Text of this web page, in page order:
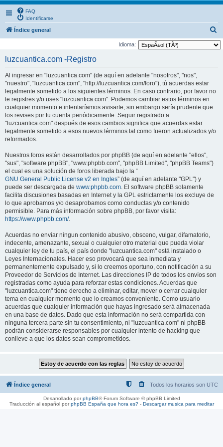
FAQ
Identificarse
Índice general
u
Idioma:
luzcuantica.com -Registro
Al ingresar en "luzcuantica.com" (de aquí en adelante "nosotros", "nos",
"nuestro", "luzcuantica.com", "http://luzcuantica.com/foro"), tú acuerdas estar
legalmente sometido a los siguientes términos. En caso contrario, por favor no
te registres y/o uses "luzcuantica.com". Podemos cambiar estos términos en
cualquier momento e intentaríamos avisarte, sin embargo sería prudente que
los revises por tu cuenta periódicamente. Seguir registrado a
"luzcuantica.com" después de esos cambios significa que acuerdas estar
legalmente sometido a esos nuevos términos tal como fueron actualizados y/o
reformados.
Nuestros foros están desarrollados por phpBB (de aquí en adelante "ellos",
"sus", "software phpBB", "www.phpbb.com", "phpBB Limited", "phpBB Teams")
el cual es una solución de foros liberada bajo la “
GNU General Public License v2 en Ingles” (de aquí en adelante "GPL") y
puede ser descargada de www.phpbb.com. El software phpBB solamente
facilita discusiones basadas en Internet y la GPL estrictamente los excluye de
lo que aprobamos y/o desaprobamos como conductas y/o contenido
permisible. Para más información sobre phpBB, por favor visita:
https://www.phpbb.com/.
Acuerdas no enviar ningun contenido abusivo, obsceno, vulgar, difamatorio,
indecente, amenazante, sexual o cualquier otro material que pueda violar
cualquier ley de tu país, el país donde "luzcuantica.com" está instalado o
Leyes Internacionales. Hacer eso provocará que sea inmediata y
permanentemente expulsado y, si lo creemos oportuno, con notificación a su
Proveedor de Servicios de Internet. Las direcciones IP de todos los envíos son
registradas como ayuda para reforzar estas condiciones. Acuerdas que
"luzcuantica.com" tiene derecho a eliminar, editar, mover o cerrar cualquier
tema en cualquier momento que lo creamos conveniente. Como usuario
acuerdas que cualquier información que hayas ingresado será almacenada
en una base de datos. Dado que esta información no será compartida con
ninguna tercera parte sin tu consentimiento, ni "luzcuantica.com" ni phpBB
podrán considerarse responsables por cualquier intento de hacking que
conlleve a que los datos sean comprometidos.
Índice general Todos los horarios son UTC
Desarrollado porphpBB® Forum Software © phpBB Limited
Traducción al español porphpBB España que hora es?- Descargar musica para meditar